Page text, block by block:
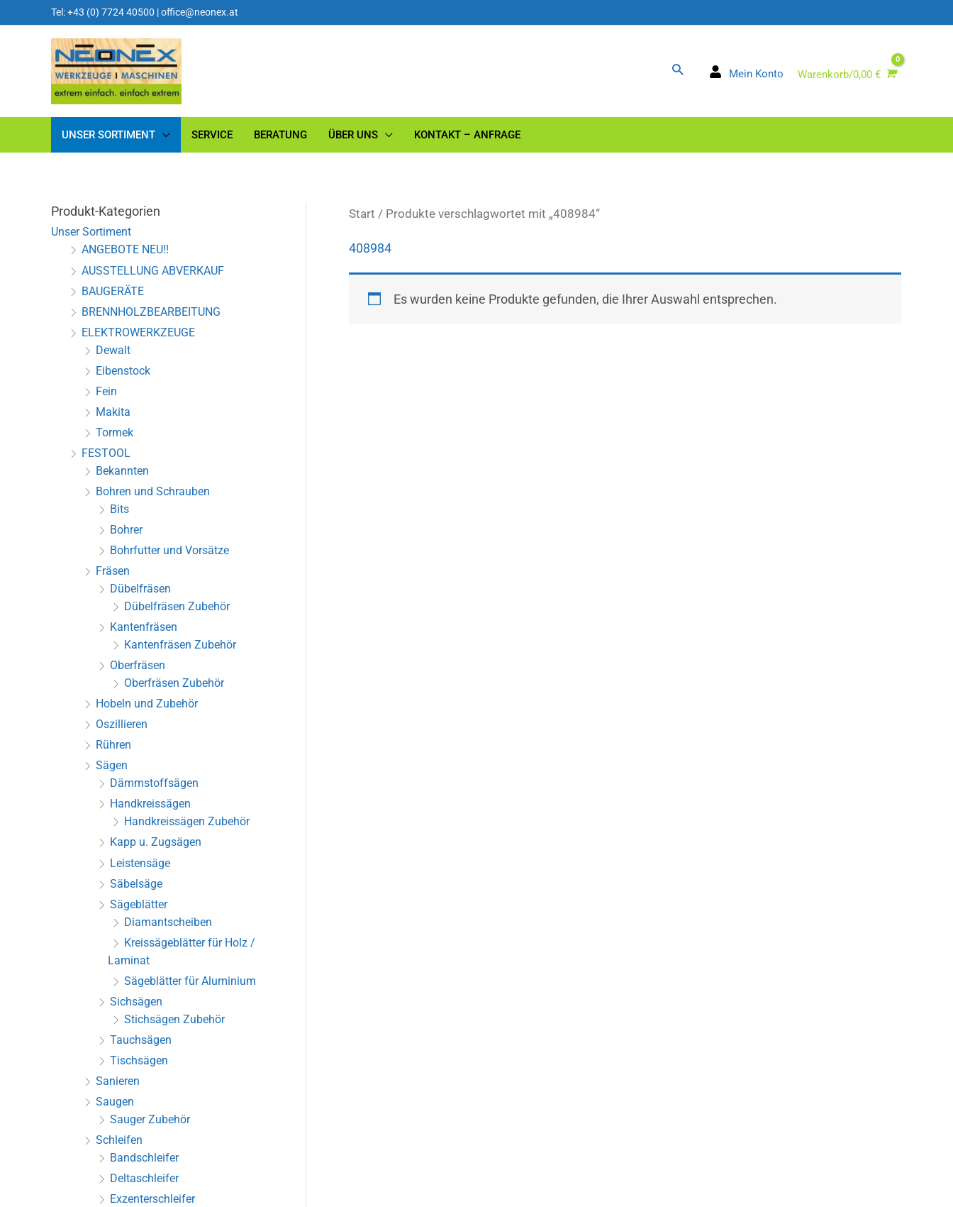
Tel: +43 (0) 7724 40500 |office@neonex.at
Suchen Mein Konto Warenkorb/0,00 €
UNSER SORTIMENT SERVICE BERATUNG ÜBER UNS KONTAKT – ANFRAGE
Produkt-Kategorien
Unser Sortiment
ANGEBOTE NEU!!
AUSSTELLUNG ABVERKAUF
BAUGERÄTE
BRENNHOLZBEARBEITUNG
ELEKTROWERKZEUGE
Dewalt
Eibenstock
Fein
Makita
Tormek
FESTOOL
Bekannten
Bohren und Schrauben
Bits
Bohrer
Bohrfutter und Vorsätze
Fräsen
Dübelfräsen
Dübelfräsen Zubehör
Kantenfräsen
Kantenfräsen Zubehör
Oberfräsen
Oberfräsen Zubehör
Hobeln und Zubehör
Oszillieren
Rühren
Sägen
Dämmstoffsägen
Handkreissägen
Handkreissägen Zubehör
Kapp u. Zugsägen
Leistensäge
Säbelsäge
Sägeblätter
Diamantscheiben
Kreissägeblätter für Holz /
Laminat
Sägeblätter für Aluminium
Sichsägen
Stichsägen Zubehör
Tauchsägen
Tischsägen
Sanieren
Saugen
Sauger Zubehör
Schleifen
Bandschleifer
Deltaschleifer
Exzenterschleifer
Start / Produkte verschlagwortet mit „408984“
408984
Es wurden keine Produkte gefunden, die Ihrer Auswahl entsprechen.